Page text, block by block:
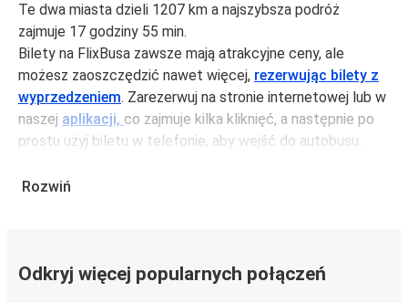
Te dwa miasta dzieli 1207 km a najszybsza podróż
zajmuje 17 godziny 55 min.
Bilety na FlixBusa zawsze mają atrakcyjne ceny, ale
możesz zaoszczędzić nawet więcej, rezerwując bilety z
wyprzedzeniem. Zarezerwuj na stronie internetowej lub w
naszej aplikacji, co zajmuje kilka kliknięć, a następnie po
prostu użyj biletu w telefonie, aby wejść do autobusu.
śladu węglowego, podróżuj z FlixBusem.
dobrze? Oto wszystko, co musisz wiedzieć.
Rozwiń
Odkryj więcej popularnych połączeń